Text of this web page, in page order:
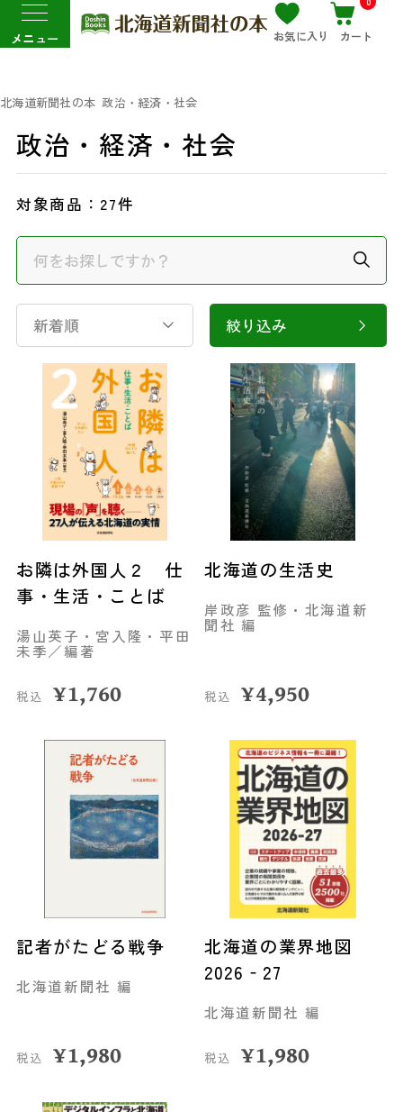
メニュー お気に入り カート
北海道新聞社の本 政治・経済・社会
政治・経済・社会
対象商品： 27件
新着順 絞り込み
お隣は外国人２ 仕
事・生活・ことば
湯山英子・宮入隆・平田
未季／編著
税込 ¥1,760
北海道の生活史
岸政彦 監修・北海道新
聞社 編
税込 ¥4,950
記者がたどる戦争
北海道新聞社 編
税込 ¥1,980
北海道の業界地図
2026‐27
北海道新聞社 編
税込 ¥1,980